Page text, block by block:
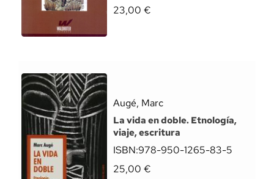
23,00 €
Augé, Marc
La vida en doble. Etnología,
viaje, escritura
ISBN:978-950-1265-83-5
25,00 €